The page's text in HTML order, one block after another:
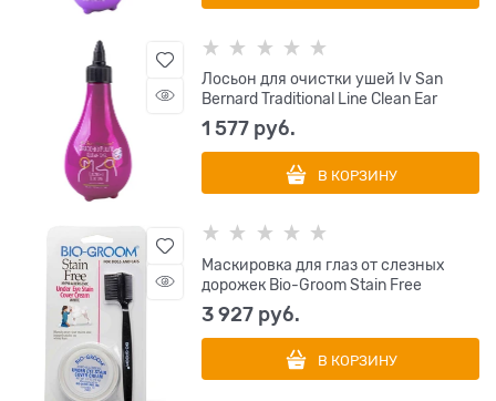
Лосьон для очистки ушей Iv San
Bernard Traditional Line Clean Ear
1 577 руб.
В КОРЗИНУ
Маскировка для глаз от слезных
дорожек Bio-Groom Stain Free
3 927 руб.
В КОРЗИНУ